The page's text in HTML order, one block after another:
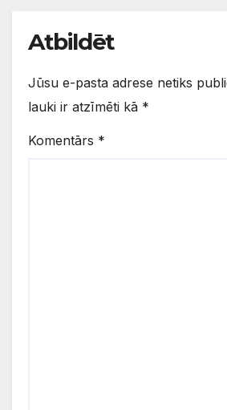
Atbildēt
Jūsu e-pasta adrese netiks
lauki ir atzīmēti kā *
Komentārs *